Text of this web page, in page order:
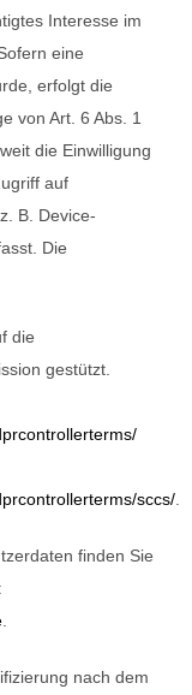
Interesse im
eine
erfolgt die
von Art. 6 Abs. 1
die Einwilligung
auf
B. Device-
Die
die
gestützt.
sccs/
finden Sie
nach dem